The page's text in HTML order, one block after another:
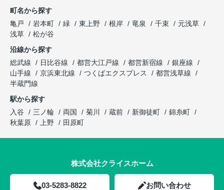
町名から探す
亀戸
岩本町 緑 東上野 根岸 竜泉 千束
元浅草
浅草
松が谷
沿線から探す
総武線
日比谷線 都営大江戸線 都営新宿線
銀座線
山手線
京浜東北線 つくばエクスプレス
都営浅草線
半蔵門線
駅から探す
入谷
三ノ輪 両国 菊川 蔵前 新御徒町
錦糸町
秋葉原
上野 田原町
株式会社クライスホーム
03-5283-8822 お問い合わせ